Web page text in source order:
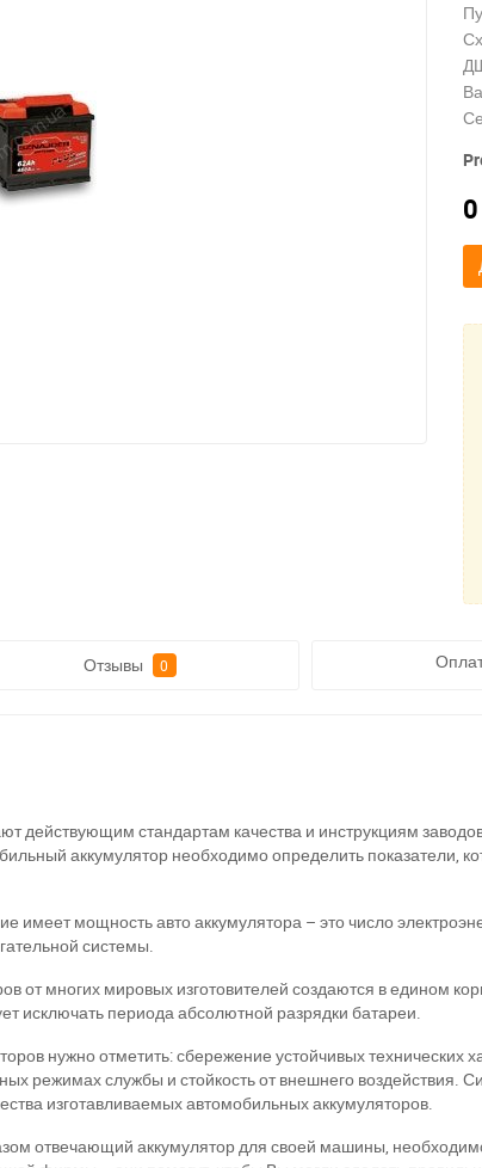
0
Отзывы 0
действующим стандартам качества и инструкциям
аккумулятор необходимо определить показатели,
имеет мощность авто аккумулятора – это число
системы.
от многих мировых изготовителей создаются в едином
исключать периода абсолютной разрядки батареи.
нужно отметить: сбережение устойчивых технических
режимах службы и стойкость от внешнего воздействия.
изготавливаемых автомобильных аккумуляторов.
отвечающий аккумулятор для своей машины,
За відсутності звязку - дзвоніть, пишіть у Viber / Telegram
Написати в Telegram